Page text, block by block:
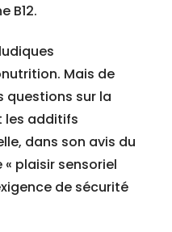
B12.
Mais de
questions sur la
les additifs
dans son avis du
« plaisir sensoriel
de sécurité